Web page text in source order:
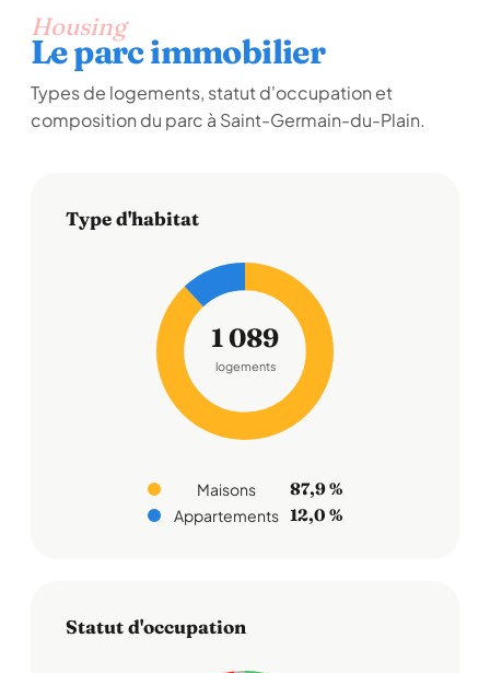
Housing
Le parc immobilier
Types de logements, statut d'occupation et
composition du parc à Saint-Germain-du-Plain.
Type d'habitat
1 089
logements
Maisons 87,9 %
Appartements 12,0 %
Statut d'occupation